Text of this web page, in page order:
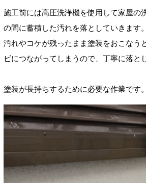
施工前には高圧洗浄機を使用して家屋の
の間に蓄積した汚れを落としていきます。
汚れやコケが残ったまま塗装をおこなう
ビにつながってしまうので、丁寧に落と
塗装が長持ちするために必要な作業です。